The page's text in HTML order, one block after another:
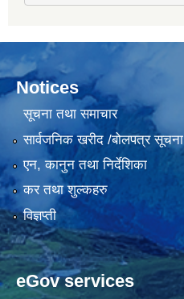
Notices
सूचना तथा समाचार
सार्वजनिक खरीद /बोलपत्र सूचना
एन, कानुन तथा निर्देशिका
कर तथा शुल्कहरु
विज्ञप्ती
eGov services